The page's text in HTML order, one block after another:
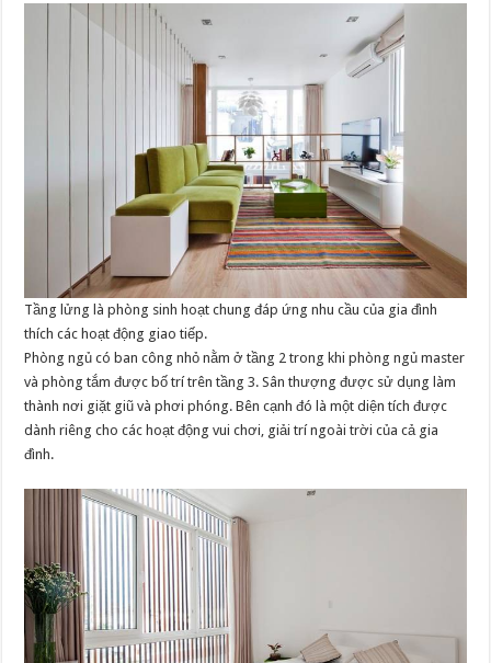
Tầng lửng là phòng sinh hoạt chung đáp ứng nhu cầu của gia đình
thích các hoạt động giao tiếp.
Phòng ngủ có ban công nhỏ nằm ở tầng 2 trong khi phòng ngủ master
và phòng tắm được bố trí trên tầng 3. Sân thượng được sử dụng làm
thành nơi giặt giũ và phơi phóng. Bên cạnh đó là một diện tích được
dành riêng cho các hoạt động vui chơi, giải trí ngoài trời của cả gia
đình.